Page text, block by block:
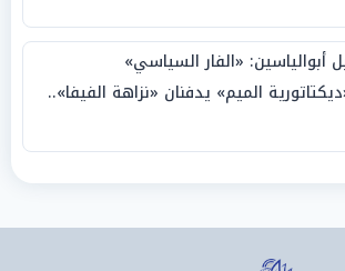
أبوالياسين: «الفار السياسي»
الميم» يدفنان «نزاهة الفيفا»..